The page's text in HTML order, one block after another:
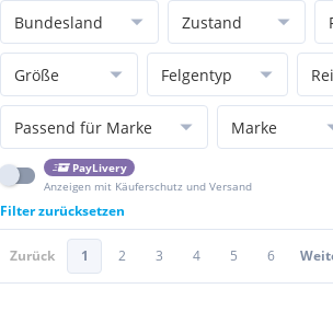
Bundesland Zustand
Größe Felgentyp
Passend für Marke Marke
PayLivery
Anzeigen mit Käuferschutz und Versand
Filter zurücksetzen
Zurück 1 2 3 4 5 6